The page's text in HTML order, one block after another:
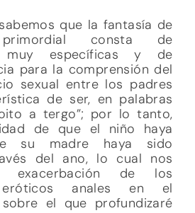
que la fantasía de
consta de
muy específicas y de
para la comprensión del
sexual entre los padres
de ser, en palabras
a tergo”; por lo tanto,
de que el niño haya
su madre haya sido
del ano, lo cual nos
de los
eróticos anales en el
el que profundizaré